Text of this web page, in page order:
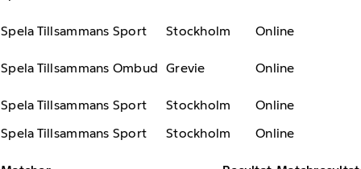
Spela Tillsammans Sport Stockholm Online
Spela Tillsammans Ombud Grevie Online
Spela Tillsammans Sport Stockholm
Online
Spela Tillsammans Sport
Stockholm Online